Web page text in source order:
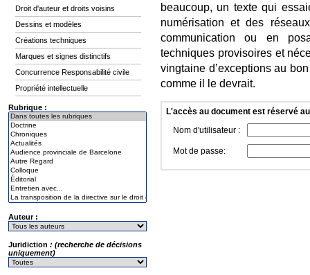
Droit d'auteur et droits voisins
Dessins et modèles
Créations techniques
Marques et signes distinctifs
Concurrence Responsabilité civile
Propriété intellectuelle
Rubrique :
Auteur :
Juridiction : (recherche de décisions
uniquement)
beaucoup, un texte qui
numérisation et des
communication ou en
techniques provisoires et
vingtaine d’exceptions au
comme il le devrait.
L'accès au document est réservé
Nom d'utilisateur :
Mot de passe: